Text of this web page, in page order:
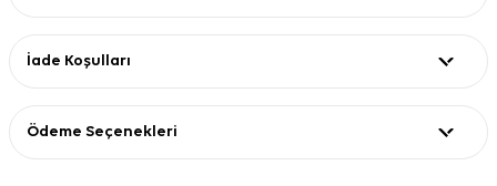
İade Koşulları
Ödeme Seçenekleri